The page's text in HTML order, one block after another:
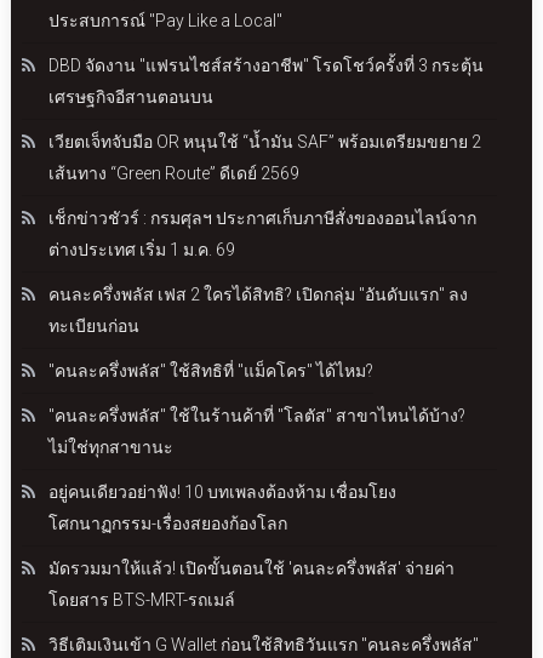
ประสบการณ์ "Pay Like a Local"
DBD จัดงาน "แฟรนไชส์สร้างอาชีพ" โรดโชว์ครั้งที่ 3 กระตุ้น
เศรษฐกิจอีสานตอนบน
เวียตเจ็ทจับมือ OR หนุนใช้ “น้ำมัน SAF” พร้อมเตรียมขยาย 2
เส้นทาง “Green Route” ดีเดย์ 2569
เช็กข่าวชัวร์ : กรมศุลฯ ประกาศเก็บภาษีสั่งของออนไลน์จาก
ต่างประเทศ เริ่ม 1 ม.ค. 69
คนละครึ่งพลัส เฟส 2 ใครได้สิทธิ? เปิดกลุ่ม "อันดับแรก" ลง
ทะเบียนก่อน
"คนละครึ่งพลัส" ใช้สิทธิที่ "แม็คโคร" ได้ไหม?
"คนละครึ่งพลัส" ใช้ในร้านค้าที่ "โลตัส" สาขาไหนได้บ้าง?
ไม่ใช่ทุกสาขานะ
อยู่คนเดียวอย่าฟัง! 10 บทเพลงต้องห้าม เชื่อมโยง
โศกนาฏกรรม-เรื่องสยองก้องโลก
มัดรวมมาให้แล้ว! เปิดขั้นตอนใช้ 'คนละครึ่งพลัส' จ่ายค่า
โดยสาร BTS-MRT-รถเมล์
วิธีเติมเงินเข้า G Wallet ก่อนใช้สิทธิวันแรก "คนละครึ่งพลัส"